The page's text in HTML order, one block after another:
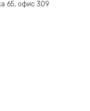
65, офис 309